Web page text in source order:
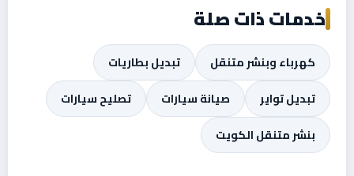
خدمات ذات صلة
كهرباء وبنشر متنقل
تبديل بطاريات
تبديل تواير
صيانة سيارات
تصليح سيارات
بنشر متنقل الكويت